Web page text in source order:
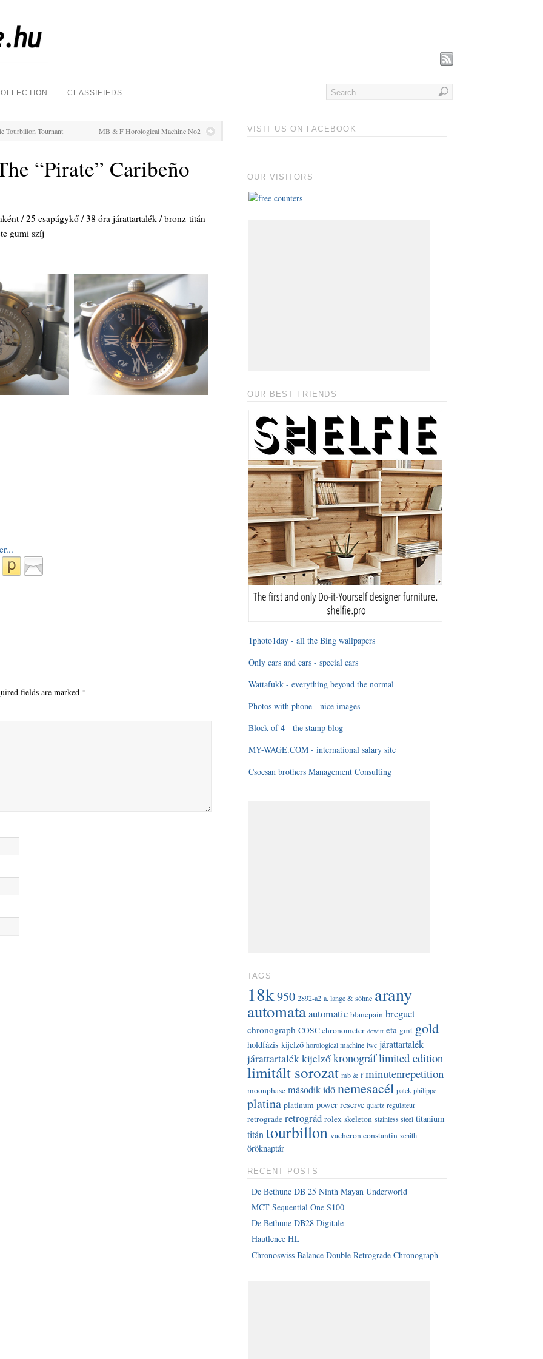
CLASSIFIEDS
Tourbillon Tournant MB & F Horological Machine No2
“Pirate” Caribeño
/ 25 csapágykő / 38 óra járattartalék / bronz-titán-
gumi szíj
fields are marked *
VISIT US ON FACEBOOK
OUR VISITORS
OUR BEST FRIENDS
1photo1day - all the Bing wallpapers
Only cars and cars - special cars
Wattafukk - everything beyond the normal
Photos with phone - nice images
Block of 4 - the stamp blog
MY-WAGE.COM - international salary site
Csocsan brothers Management Consulting
TAGS
18k950 2892-a2 a. lange & söhne arany
automataautomatic blancpain breguet
chronograph COSC chronometer dewitt eta gmt gold
holdfázis kijelző horological machine iwc járattartalék
járattartalék kijelzőkronográflimited edition
limitált sorozat mb & f minutenrepetition
moonphase második időnemesacél patek philippe
platina platinum power reserve quartz regulateur
retrograde retrográd rolex skeleton stainless steel titanium
titántourbillon vacheron constantin zenith
öröknaptár
RECENT POSTS
De Bethune DB 25 Ninth Mayan Underworld
MCT Sequential One S100
De Bethune DB28 Digitale
Hautlence HL
Chronoswiss Balance Double Retrograde Chronograph